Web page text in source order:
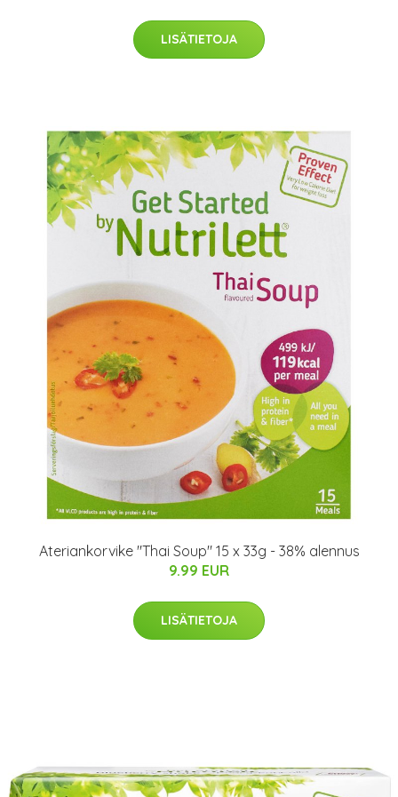
LISÄTIETOJA
Ateriankorvike "Thai Soup" 15 x 33g - 38% alennus
9.99 EUR
LISÄTIETOJA